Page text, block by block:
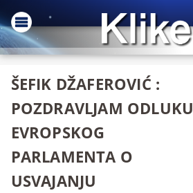
ŠEFIK DŽAFEROVIĆ :
POZDRAVLJAM ODLUKU
EVROPSKOG
PARLAMENTA O
USVAJANJU